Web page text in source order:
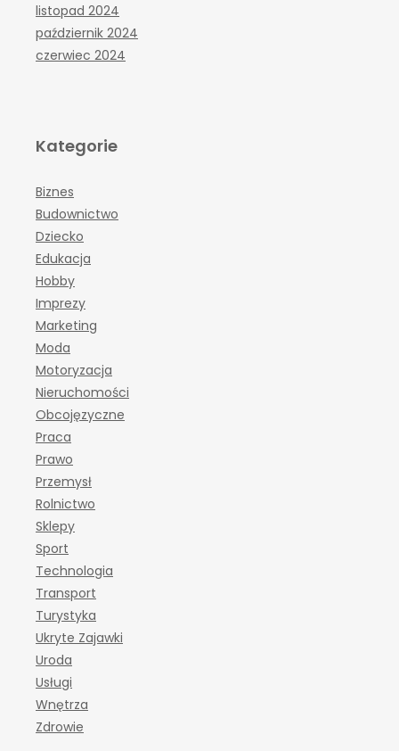
listopad 2024
październik 2024
czerwiec 2024
Kategorie
Biznes
Budownictwo
Dziecko
Edukacja
Hobby
Imprezy
Marketing
Moda
Motoryzacja
Nieruchomości
Obcojęzyczne
Praca
Prawo
Przemysł
Rolnictwo
Sklepy
Sport
Technologia
Transport
Turystyka
Ukryte Zajawki
Uroda
Usługi
Wnętrza
Zdrowie